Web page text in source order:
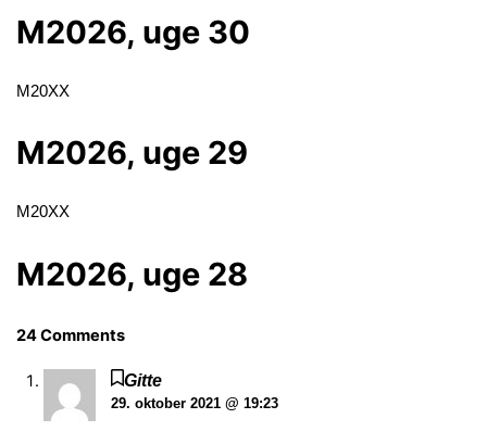
M2026, uge 30
M20XX
M2026, uge 29
M20XX
M2026, uge 28
24 Comments
Gitte
29. oktober 2021 @ 19:23